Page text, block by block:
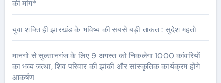
की मांग*
युवा शक्ति ही झारखंड के भविष्य की सबसे बड़ी ताकत : सुदेश महतो
मानगो से सुल्तानगंज के लिए 9 अगस्त को निकलेगा 1000 कांवरियों
का भव्य जत्था, शिव परिवार की झांकी और सांस्कृतिक कार्यक्रम होंगे
आकर्षण